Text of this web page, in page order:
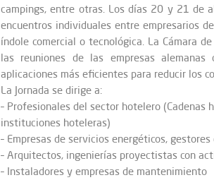
campings, entre otras. Los días 20 y 21 de
encuentros individuales entre empresarios
índole comercial o tecnológica. La Cámara
las reuniones de las empresas
aplicaciones más eficientes para reducir los
La Jornada se dirige a:
– Profesionales del sector hotelero
instituciones hoteleras)
– Empresas de servicios energéticos,
– Arquitectos, ingenierías proyectistas con
– Instaladores y empresas de mantenimiento